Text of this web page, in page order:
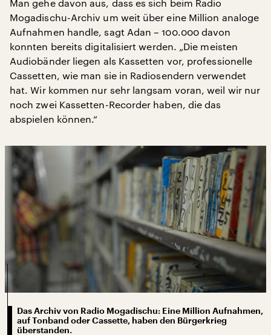
Man gehe davon aus, dass es sich beim Radio
Mogadischu-Archiv um weit über eine Million analoge
Aufnahmen handle, sagt Adan – 100.000 davon
konnten bereits digitalisiert werden. „Die meisten
Audiobänder liegen als Kassetten vor, professionelle
Cassetten, wie man sie in Radiosendern verwendet
hat. Wir kommen nur sehr langsam voran, weil wir nur
noch zwei Kassetten-Recorder haben, die das
abspielen können.“
Das Archiv von Radio Mogadischu: Eine Million Aufnahmen,
auf Tonband oder Cassette, haben den Bürgerkrieg
überstanden.